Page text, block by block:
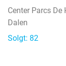
Center Parcs De
Dalen
Solgt: 82